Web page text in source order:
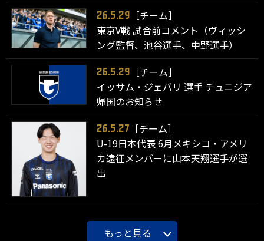
26.5.29
［チーム］
東京V戦 試合前コメント（ヴィッシ
ング監督、池谷選手、中野選手）
26.5.29
［チーム］
イッサム・ジェバリ 選手 チュニジア
帰国のお知らせ
26.5.27
［チーム］
U-19日本代表 6月メキシコ・アメリ
カ遠征メンバーに山本天翔選手が選
出
もっと見る